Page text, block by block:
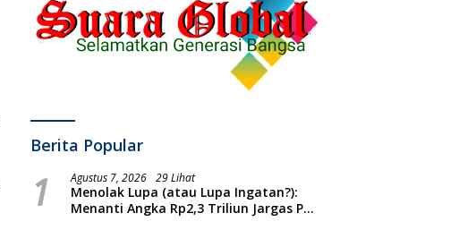
Berita Popular
1 Agustus 7, 2026 29 Lihat
Menolak Lupa (atau Lupa Ingatan?):
Menanti Angka Rp2,3 Triliun Jargas PGN